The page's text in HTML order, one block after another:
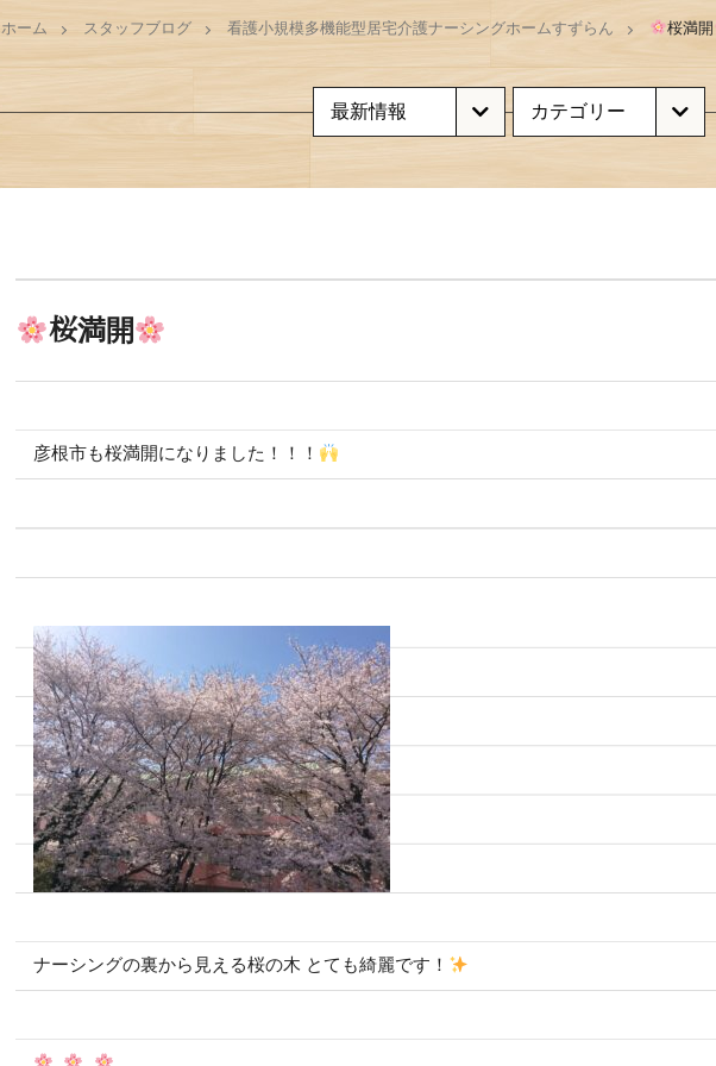
ホーム スタッフブログ 看護小規模多機能型居宅介護ナーシングホームすずらん 桜満開
桜満開
彦根市も桜満開になりました！！！
ナーシングの裏から見える桜の木 とても綺麗です！